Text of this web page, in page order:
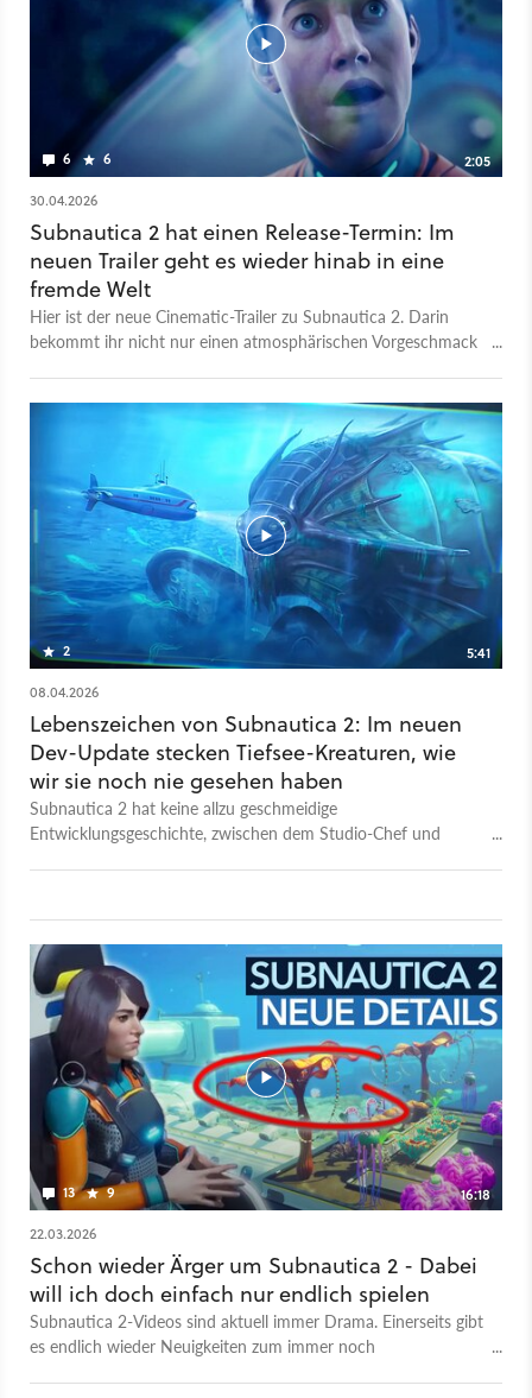
6 6
2:05
30.04.2026
Subnautica 2 hat einen Release-Termin: Im
neuen Trailer geht es wieder hinab in eine
fremde Welt
Hier ist der neue Cinematic-Trailer zu Subnautica 2. Darin
bekommt ihr nicht nur einen atmosphärischen Vorgeschmack
dazu erfahrt ihr in unserem Entwickler-Interview: Subnautica
2 hat endlich ein Release-Datum – und nach all den
Skandalen ist meine größte Sorge plötzlich vom Tisch
2
5:41
08.04.2026
Lebenszeichen von Subnautica 2: Im neuen
Dev-Update stecken Tiefsee-Kreaturen, wie
wir sie noch nie gesehen haben
Subnautica 2 hat keine allzu geschmeidige
Entwicklungsgeschichte, zwischen dem Studio-Chef und
liebt und wie er das Gefühl ihrer geheimnisvollen Tiefen im
Survival-Spiel einfangen will. Natürlich spielen unheimliche
und faszinierende Unterwasser-Kreaturen wieder eine
tragende Rolle. Ob die Leviathane diesmal noch größer
ausfallen? Hilfe. Ein genaues Release-Datum für Subnautica 2
steht noch nicht fest. Im Mai 2026 soll der Early Access
starten.
13 9
16:18
22.03.2026
Schon wieder Ärger um Subnautica 2 - Dabei
will ich doch einfach nur endlich spielen
Subnautica 2-Videos sind aktuell immer Drama. Einerseits gibt
es endlich wieder Neuigkeiten zum immer noch